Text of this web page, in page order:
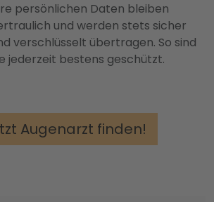
persönlichen Daten bleiben
und werden stets sicher
verschlüsselt übertragen. So sind
jederzeit bestens geschützt.
Augenarzt finden!